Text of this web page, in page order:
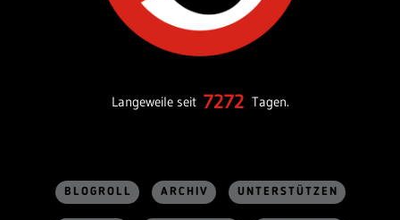
Langeweile seit 7272 Tagen.
BLOGROLL ARCHIV UNTERSTÜTZEN